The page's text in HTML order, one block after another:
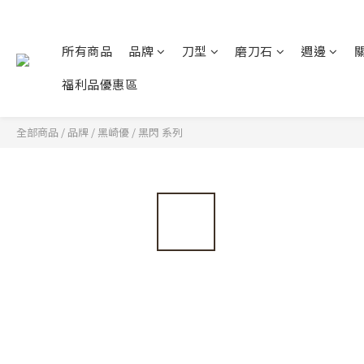
所有商品 品牌 刀型 磨刀石 週邊
福利品優惠區
全部商品 / 品牌 /黑崎優 /黑閃 系列